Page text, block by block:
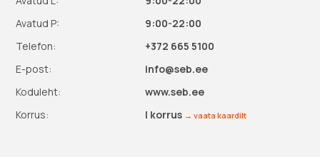
Avatud P:
Telefon:
E-post:
Koduleht:
Korrus:
9:00-22:00
+372 665 5100
info@seb.ee
www.seb.ee
I korrus → vaata kaardilt